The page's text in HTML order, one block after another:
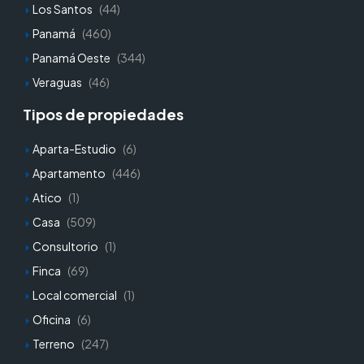
Los Santos (44)
Panamá (460)
Panamá Oeste (344)
Veraguas (46)
Tipos de propiedades
Aparta-Estudio (6)
Apartamento (446)
Atico (1)
Casa (509)
Consultorio (1)
Finca (69)
Local comercial (1)
Oficina (6)
Terreno (247)